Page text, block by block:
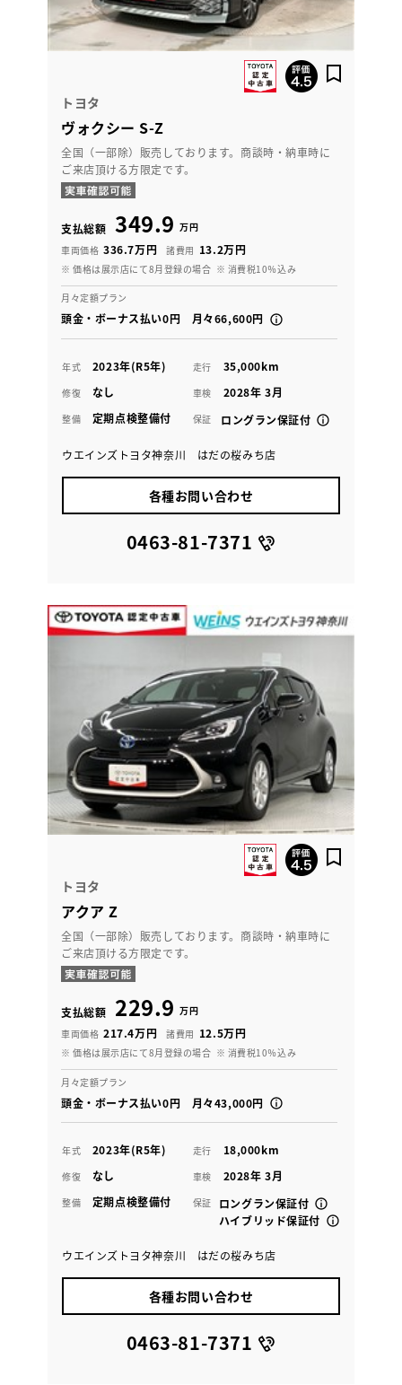
トヨタ
ヴォクシー S-Z
全国（一部除）販売しております。商談時・納車時に
ご来店頂ける方限定です。
支払総額 349.9 万円
車両価格 336.7万円 諸費用 13.2万円
※ 価格は展示店にて8月登録の場合 ※ 消費税10％込み
月々定額プラン
頭金・ボーナス払い0円 月々66,600円
年式 2023年(R5年) 走行 35,000km
修復 なし 車検 2028年 3月
整備 定期点検整備付 保証 ロングラン保証付
ウエインズトヨタ神奈川 はだの桜みち店
各種お問い合わせ
0463-81-7371
トヨタ
アクア Z
全国（一部除）販売しております。商談時・納車時に
ご来店頂ける方限定です。
支払総額 229.9 万円
車両価格 217.4万円 諸費用 12.5万円
※ 価格は展示店にて8月登録の場合 ※ 消費税10％込み
月々定額プラン
頭金・ボーナス払い0円 月々43,000円
年式 2023年(R5年) 走行 18,000km
修復 なし 車検 2028年 3月
整備 定期点検整備付 保証
ロングラン保証付
ハイブリッド保証付
ウエインズトヨタ神奈川 はだの桜みち店
各種お問い合わせ
0463-81-7371